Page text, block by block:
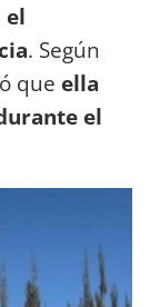
el
. Según
que ella
el